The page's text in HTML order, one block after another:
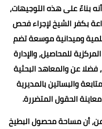
بناءً على هذه التوجيهات،
بكفر الشيخ لإجراء فحص
وميدانية موسعة تضم
للمحاصيل، والإدارة
فضلا عن والمعاهد البحثية
والبساتين بالمديرية
الحقول المتضررة.
أن مساحة محصول البطيخ